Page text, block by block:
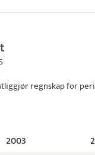
regnskap for
2003